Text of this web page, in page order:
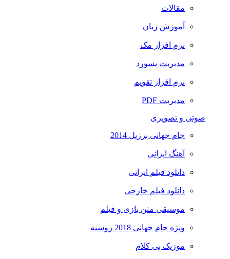
مقالات
آموزش زبان
نرم افزار مک
مدیریت پسورد
نرم افزار تقویم
مدیریت PDF
صوتی و تصویری
جام جهانی برزیل 2014
آهنگ ایرانی
دانلود فیلم ایرانی
دانلود فیلم خارجی
موسیقی متن بازی و فیلم
ویژه جام جهانی 2018 روسیه
موزیک بی کلام